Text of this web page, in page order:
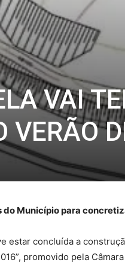
VAI
VERÃO
do Município para
estar concluída a
promovido pela